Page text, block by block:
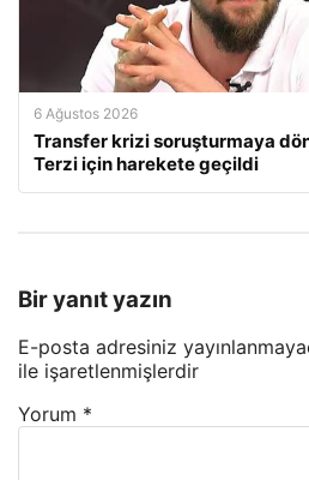
6 Ağustos 2026
Transfer krizi soruşturmaya
Terzi için harekete geçildi
Bir yanıt yazın
E-posta adresiniz
ile işaretlenmişlerdir
Yorum *